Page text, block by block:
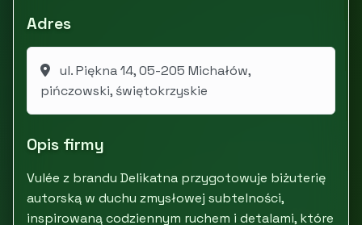
Adres
ul. Piękna 14, 05-205 Michałów,
pińczowski, świętokrzyskie
Opis firmy
Vulée z brandu Delikatna przygotowuje biżuterię
autorską w duchu zmysłowej subtelności,
inspirowaną codziennym ruchem i detalami, które